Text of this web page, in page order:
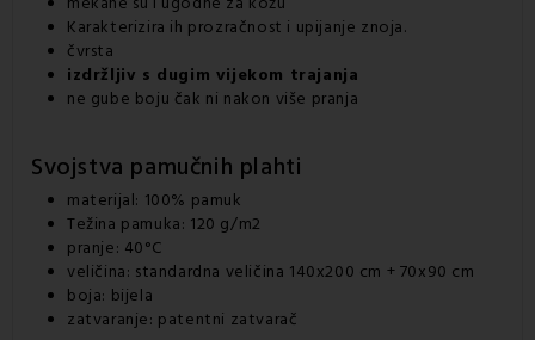
Karakterizira ih prozračnost i upijanje znoja.
čvrsta
izdržljiv s dugim vijekom trajanja
ne gube boju čak ni nakon više pranja
Svojstva pamučnih plahti
materijal: 100% pamuk
Težina pamuka: 120 g/m2
pranje: 40°C
veličina: standardna veličina 140x200 cm + 70x90 cm
boja: bijela
zatvaranje: patentni zatvarač